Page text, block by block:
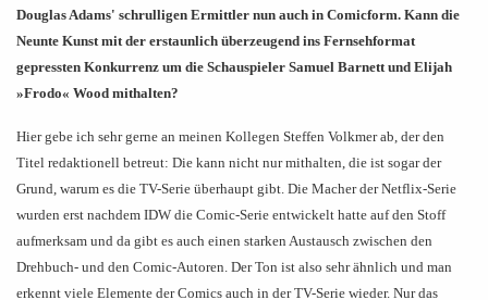
Douglas Adams' schrulligen Ermittler nun auch in Comicform. Kann die
Neunte Kunst mit der erstaunlich überzeugend ins Fernsehformat
gepressten Konkurrenz um die Schauspieler Samuel Barnett und Elijah
»Frodo« Wood mithalten?
Hier gebe ich sehr gerne an meinen Kollegen Steffen Volkmer ab, der den
Titel redaktionell betreut: Die kann nicht nur mithalten, die ist sogar der
Grund, warum es die TV-Serie überhaupt gibt. Die Macher der Netflix-Serie
wurden erst nachdem IDW die Comic-Serie entwickelt hatte auf den Stoff
aufmerksam und da gibt es auch einen starken Austausch zwischen den
Drehbuch- und den Comic-Autoren. Der Ton ist also sehr ähnlich und man
erkennt viele Elemente der Comics auch in der TV-Serie wieder. Nur das